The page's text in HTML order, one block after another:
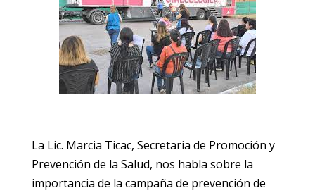
La Lic. Marcia Ticac, Secretaria de Promoción y
Prevención de la Salud, nos habla sobre la
importancia de la campaña de prevención de